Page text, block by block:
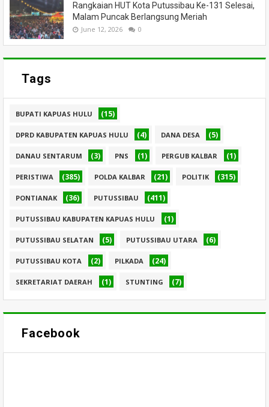
Rangkaian HUT Kota Putussibau Ke-131 Selesai,
Malam Puncak Berlangsung Meriah
June 12, 2026 0
Tags
BUPATI KAPUAS HULU (15)
DPRD KABUPATEN KAPUAS HULU (4) DANA DESA (5)
DANAU SENTARUM (3) PNS (1) PERGUB KALBAR (1)
PERISTIWA (385) POLDA KALBAR (21) POLITIK (315)
PONTIANAK (36) PUTUSSIBAU (411)
PUTUSSIBAU KABUPATEN KAPUAS HULU (1)
PUTUSSIBAU SELATAN (5) PUTUSSIBAU UTARA (6)
PUTUSSIBAU KOTA (2) PILKADA (24)
SEKRETARIAT DAERAH (1) STUNTING (7)
Facebook